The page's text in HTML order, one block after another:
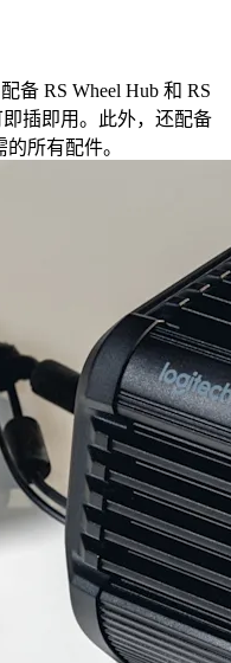
备 RS Wheel Hub 和 RS
插即用。此外，还配备
所有配件。